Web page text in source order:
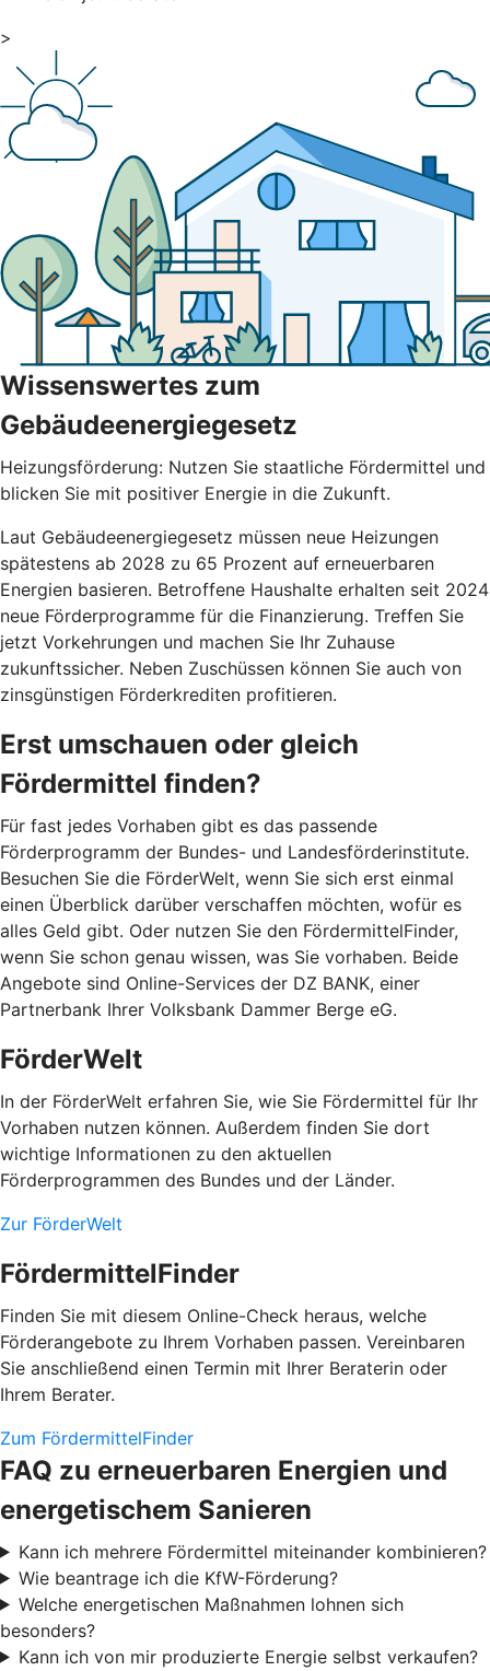
>
Wissenswertes zum
Gebäudeenergiegesetz
Heizungsförderung: Nutzen Sie staatliche Fördermittel und
blicken Sie mit positiver Energie in die Zukunft.
Laut Gebäudeenergiegesetz müssen neue Heizungen
spätestens ab 2028 zu 65 Prozent auf erneuerbaren
Energien basieren. Betroffene Haushalte erhalten seit 2024
neue Förderprogramme für die Finanzierung. Treffen Sie
jetzt Vorkehrungen und machen Sie Ihr Zuhause
zukunftssicher. Neben Zuschüssen können Sie auch von
zinsgünstigen Förderkrediten profitieren.
Erst umschauen oder gleich
Fördermittel finden?
Für fast jedes Vorhaben gibt es das passende
Förderprogramm der Bundes- und Landesförderinstitute.
Besuchen Sie die FörderWelt, wenn Sie sich erst einmal
einen Überblick darüber verschaffen möchten, wofür es
alles Geld gibt. Oder nutzen Sie den FördermittelFinder,
wenn Sie schon genau wissen, was Sie vorhaben. Beide
Angebote sind Online-Services der DZ BANK, einer
Partnerbank Ihrer Volksbank Dammer Berge eG.
FörderWelt
In der FörderWelt erfahren Sie, wie Sie Fördermittel für Ihr
Vorhaben nutzen können. Außerdem finden Sie dort
wichtige Informationen zu den aktuellen
Förderprogrammen des Bundes und der Länder.
Zur FörderWelt
FördermittelFinder
Finden Sie mit diesem Online-Check heraus, welche
Förderangebote zu Ihrem Vorhaben passen. Vereinbaren
Sie anschließend einen Termin mit Ihrer Beraterin oder
Ihrem Berater.
Zum FördermittelFinder
FAQ zu erneuerbaren Energien und
energetischem Sanieren
Kann ich mehrere Fördermittel miteinander kombinieren?
Wie beantrage ich die KfW-Förderung?
Welche energetischen Maßnahmen lohnen sich
besonders?
Kann ich von mir produzierte Energie selbst verkaufen?